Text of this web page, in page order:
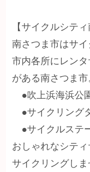
【サイクルシティ
南さつま市はサ
市内各所にレン
がある南さつま市
●吹上浜海浜公
●サイクリング
●サイクルステ
おしゃれなシテ
サイクリングしま